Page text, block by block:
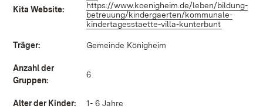
Kita Website:
https://www.koenigheim.de/leben/bildung-
betreuung/kindergaerten/kommunale-
kindertagesstaette-villa-kunterbunt
Träger: Gemeinde Königheim
Anzahl der
Gruppen:
6
Alter der Kinder: 1- 6 Jahre